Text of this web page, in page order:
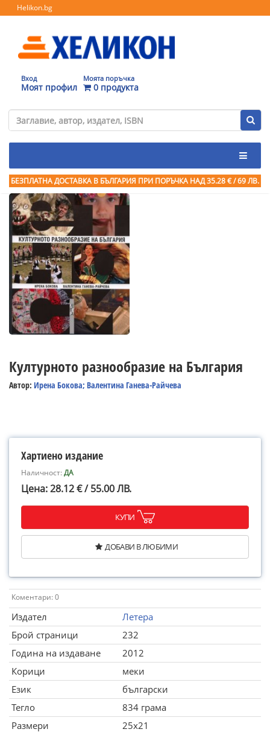
Helikon.bg
Вход
Моят профил
Моята поръчка
0 продукта
БЕЗПЛАТНА ДОСТАВКА В БЪЛГАРИЯ ПРИ ПОРЪЧКА НАД 35.28 € / 69 ЛВ.
Културното разнообразие на България
Автор: Ирена Бокова; Валентина Ганева-Райчева
Хартиено издание
Наличност:ДА
Цена: 28.12 € / 55.00 ЛВ.
КУПИ
ДОБАВИ В ЛЮБИМИ
Коментари: 0
Издател
Летера
Брой страници
232
Година на издаване
2012
Корици
меки
Език
български
Тегло
834 грама
Размери
25x21